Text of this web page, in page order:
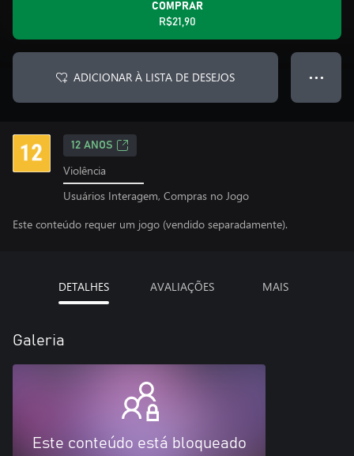
COMPRAR
R$21,90
ADICIONAR À LISTA DE DESEJOS ● ● ●
12 ANOS
Violência
Usuários Interagem, Compras no Jogo
Este conteúdo requer um jogo (vendido separadamente).
DETALHES AVALIAÇÕES MAIS
Galeria
Este conteúdo está bloqueado